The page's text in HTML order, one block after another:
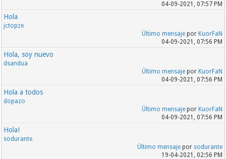
04-09-2021, 07:57 PM
Hola
jctopze
Último mensajepor KuorFaN
04-09-2021, 07:56 PM
Hola, soy nuevo
dsandua
Último mensajepor KuorFaN
04-09-2021, 07:56 PM
Hola a todos
dopazo
Último mensajepor KuorFaN
04-09-2021, 07:56 PM
Hola!
sodurante
Último mensajepor sodurante
19-04-2021, 02:56 PM